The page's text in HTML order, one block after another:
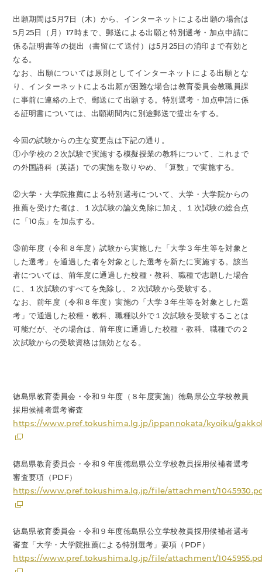
出願期間は5月7日（木）から、インターネットによる出願の場合は
5月25日（月）17時まで、郵送による出願と特別選考・加点申請に
係る証明書等の提出（書留にて送付）は5月25日の消印まで有効と
なる。
なお、出願については原則としてインターネットによる出願とな
り、インターネットによる出願が困難な場合は教育委員会教職員課
に事前に連絡の上で、郵送にて出願する。特別選考・加点申請に係
る証明書については、出願期間内に別途郵送で提出をする。
今回の試験からの主な変更点は下記の通り。
①小学校の２次試験で実施する模擬授業の教科について、これまで
の外国語科（英語）での実施を取りやめ、「算数」で実施する。
②大学・大学院推薦による特別選考について、大学・大学院からの
推薦を受けた者は、１次試験の論文免除に加え、１次試験の総合点
に「10点」を加点する。
③前年度（令和８年度）試験から実施した「大学３年生等を対象と
した選考」を通過した者を対象とした選考を新たに実施する。該当
者については、前年度に通過した校種・教科、職種で志願した場合
に、１次試験のすべてを免除し、２次試験から受験する。
なお、前年度（令和８年度）実施の「大学３年生等を対象とした選
考」で通過した校種・教科、職種以外で１次試験を受験することは
可能だが、その場合は、前年度に通過した校種・教科、職種での２
次試験からの受験資格は無効となる。
徳島県教育委員会・令和９年度（８年度実施）徳島県公立学校教員
採用候補者選考審査
https://www.pref.tokushima.lg.jp/ippannokata/kyoiku/
徳島県教育委員会・令和９年度徳島県公立学校教員採用候補者選考
審査要項（PDF）
https://www.pref.tokushima.lg.jp/file/attachment/
徳島県教育委員会・令和９年度徳島県公立学校教員採用候補者選考
審査「大学・大学院推薦による特別選考」要項（PDF）
https://www.pref.tokushima.lg.jp/file/attachment/